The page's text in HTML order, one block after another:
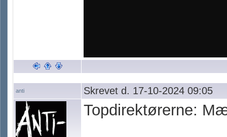
anti Skrevet d. 17-10-2024 09:05
Topdirektørerne: